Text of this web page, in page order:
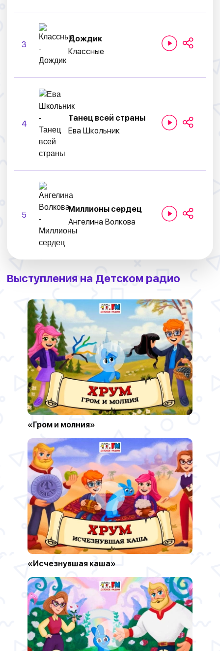
3
Дождик
Классные
4
Танец всей страны
Ева Школьник
5
Миллионы сердец
Ангелина Волкова
Выступления на Детском радио
«Гром и молния»
«Исчезнувшая каша»